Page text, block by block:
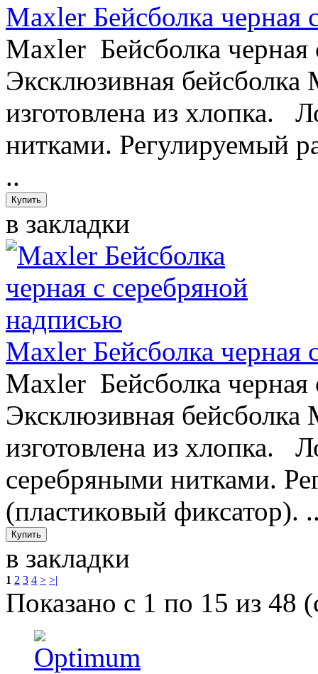
Maxler Бейсболка черная
Maxler Бейсболка
Эксклюзивная бейсболка
изготовлена из хлопка.
нитками. Регулируемый
..
в закладки
Maxler Бейсболка черная
Maxler Бейсболка
Эксклюзивная бейсболка
изготовлена из хлопка.
серебряными нитками.
(пластиковый фиксатор).
в закладки
1 2 3 4 > >|
Показано с 1 по 15 из 48